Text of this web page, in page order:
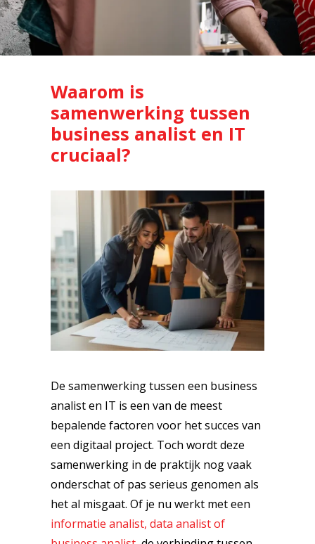
Waarom is
samenwerking tussen
business analist en IT
cruciaal?
De samenwerking tussen een business
analist en IT is een van de meest
bepalende factoren voor het succes van
een digitaal project. Toch wordt deze
samenwerking in de praktijk nog vaak
onderschat of pas serieus genomen als
het al misgaat. Of je nu werkt met een
informatie analist, data analist of